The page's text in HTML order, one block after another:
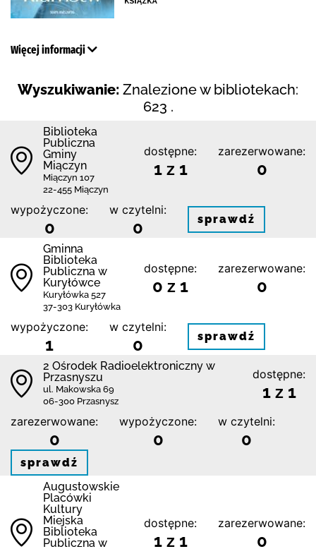
Więcej informacji
Wyszukiwanie: Znalezione w bibliotekach:
623 .
Biblioteka
Publiczna
Gminy
Miączyn
Miączyn 107
22-455 Miączyn
dostępne:
1 z 1
zarezerwowane:
0
wypożyczone:
0
w czytelni:
0 sprawdź
Gminna
Biblioteka
Publiczna w
Kuryłówce
Kuryłówka 527
37-303 Kuryłówka
dostępne:
0 z 1
zarezerwowane:
0
wypożyczone:
1
w czytelni:
0 sprawdź
2 Ośrodek Radioelektroniczny w
Przasnyszu
ul. Makowska 69
06-300 Przasnysz
dostępne:
1 z 1
zarezerwowane:
0
wypożyczone:
0
w czytelni:
0
sprawdź
Augustowskie
Placówki
Kultury
Miejska
Biblioteka
Publiczna w
dostępne:
1 z 1
zarezerwowane:
0